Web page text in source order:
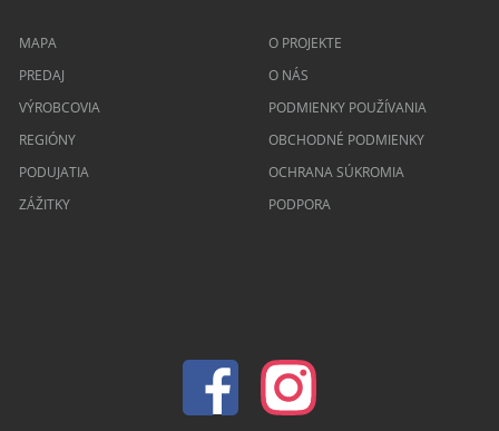
MAPA
PREDAJ
VÝROBCOVIA
REGIÓNY
PODUJATIA
ZÁŽITKY
O PROJEKTE
O NÁS
PODMIENKY POUŽÍVANIA
OBCHODNÉ PODMIENKY
OCHRANA SÚKROMIA
PODPORA